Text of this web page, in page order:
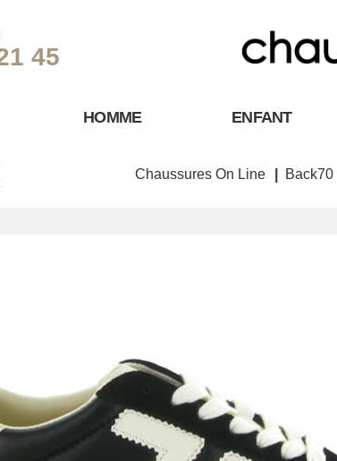
45
HOMME ENFANT
Chaussures On Line Back70